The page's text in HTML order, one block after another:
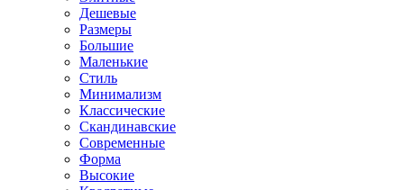
Дешевые
Размеры
Большие
Маленькие
Стиль
Минимализм
Классические
Скандинавские
Современные
Форма
Высокие